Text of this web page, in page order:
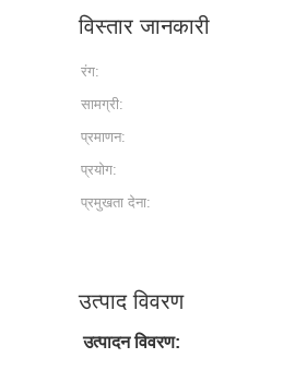
विस्तार जानकारी
रंग:
सामग्री:
प्रमाणन:
प्रयोग:
प्रमुखता देना:
उत्पाद विवरण
उत्पादन विवरण: